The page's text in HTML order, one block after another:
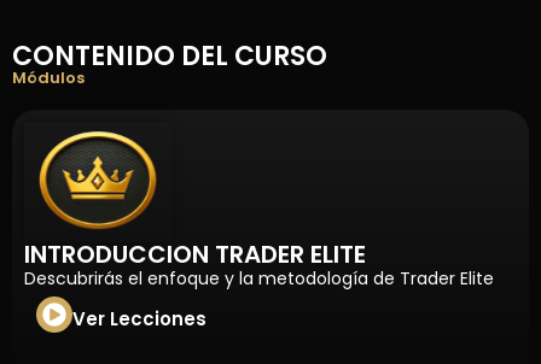
CONTENIDO DEL CURSO
Módulos
INTRODUCCION TRADER ELITE
Descubrirás el enfoque y la metodología de Trader Elite
Ver Lecciones